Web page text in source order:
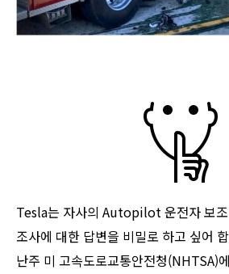
Tesla는 자사의 Autopilot 운전자 보
조사에 대한 답변을 비밀로 하고 싶어
난주 미 고속도로교통안전청(NHTSA)